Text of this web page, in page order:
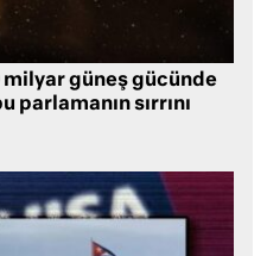
milyar güneş gücünde
sırrını